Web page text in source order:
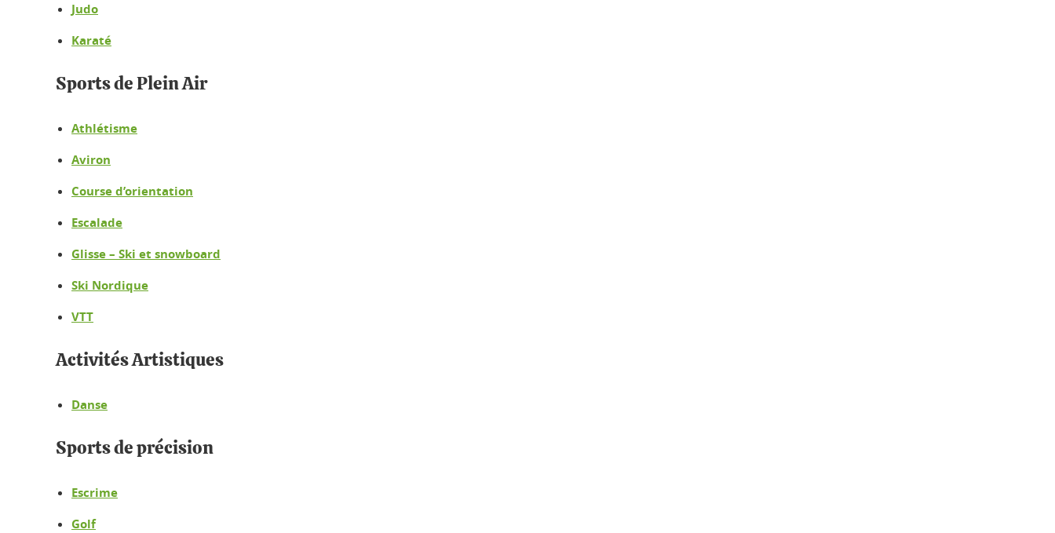
Judo
Karaté
Sports de Plein Air
Athlétisme
Aviron
Course d’orientation
Escalade
Glisse – Ski et snowboard
Ski Nordique
VTT
Activités Artistiques
Danse
Sports de précision
Escrime
Golf